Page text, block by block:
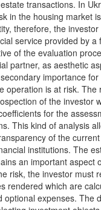
transactions. In
in the housing market
therefore, the
service provided by a
of the evaluation
partner, as aesthetic
importance
operation is at risk. The
of the investor
for the
This kind of analysis
of the
institutions. The
an important aspect
risk, the investor must
rendered which are
optional expenses. The